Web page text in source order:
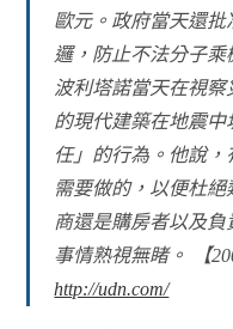
歐元。政府當天還批
邏，防止不法分子
波利塔諾當天在視
的現代建築在地震
任」的行為。他說
需要做的，以便杜
商還是購房者以及
事情熟視無睹。 【
http://udn.com/